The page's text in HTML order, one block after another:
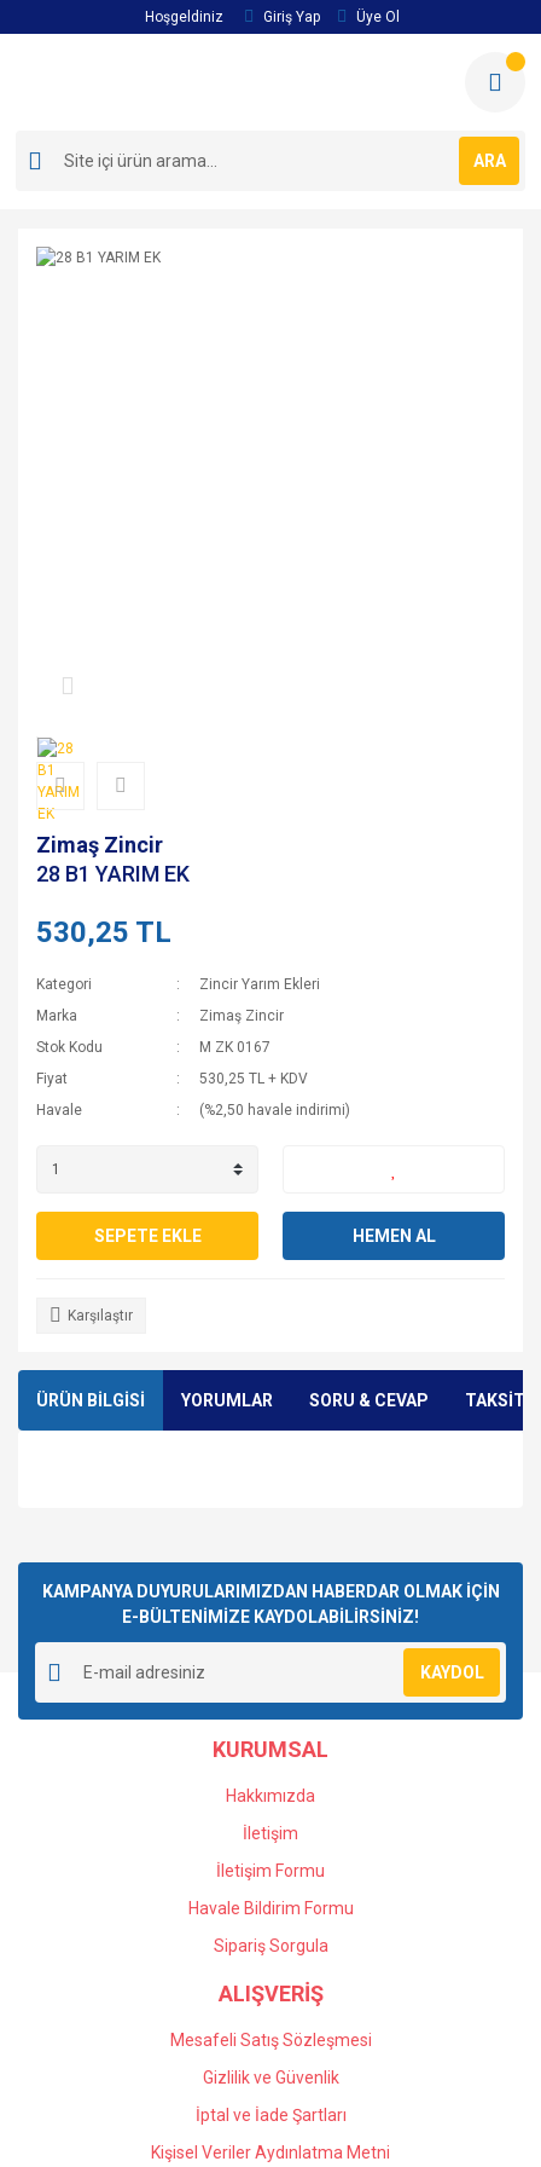
Hoşgeldiniz Giriş Yap Üye Ol
ARA
Zimaş Zincir
28 B1 YARIM EK
530,25 TL
Kategori
Zincir Yarım Ekleri
Marka
Zimaş Zincir
Stok Kodu
M ZK 0167
Fiyat
530,25 TL + KDV
Havale
(%2,50 havale indirimi)
SEPETE EKLE HEMEN AL
Karşılaştır
ÜRÜN BİLGİSİ YORUMLAR SORU & CEVAP TAKSİT
Yorum Yaz
Soru Sor
kullanarak tarafımıza iletebilirsiniz.
Görüş ve önerileriniz için teşekkür ederiz.
Ürün resmi kalitesiz, bozuk veya görüntülenemiyor.
Ürün açıklamasında eksik bilgiler bulunuyor.
Ürün bilgilerinde hatalar bulunuyor.
Ürün fiyatı diğer sitelerden daha pahalı.
Gönder
KAMPANYA DUYURULARIMIZDAN HABERDAR OLMAK İÇİN
E-BÜLTENİMİZE KAYDOLABİLİRSİNİZ!
KAYDOL
KURUMSAL
Hakkımızda
İletişim
İletişim Formu
Havale Bildirim Formu
Sipariş Sorgula
ALIŞVERİŞ
Mesafeli Satış Sözleşmesi
Gizlilik ve Güvenlik
İptal ve İade Şartları
Kişisel Veriler Aydınlatma Metni